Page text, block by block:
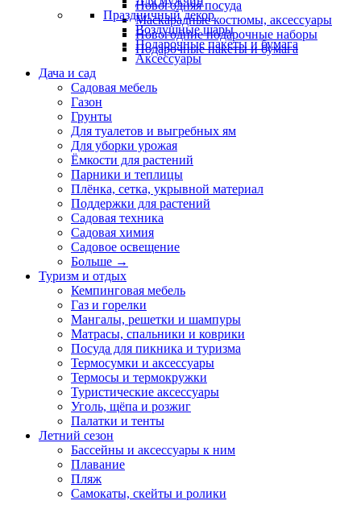
Новогодняя посуда
Маскарадные костюмы, аксессуары
Новогодние подарочные наборы
Подарочные пакеты и бумага
Праздничный декор
Воздушные шары
Подарочные пакеты и бумага
Аксессуары
Дача и сад
Садовая мебель
Газон
Грунты
Для туалетов и выгребных ям
Для уборки урожая
Ёмкости для растений
Парники и теплицы
Плёнка, сетка, укрывной материал
Поддержки для растений
Садовая техника
Садовая химия
Садовое освещение
Больше →
Туризм и отдых
Кемпинговая мебель
Газ и горелки
Мангалы, решетки и шампуры
Матрасы, cпальники и коврики
Посуда для пикника и туризма
Термосумки и аксессуары
Термосы и термокружки
Туристические аксессуары
Уголь, щёпа и розжиг
Палатки и тенты
Летний сезон
Бассейны и аксессуары к ним
Плавание
Пляж
Самокаты, скейты и ролики